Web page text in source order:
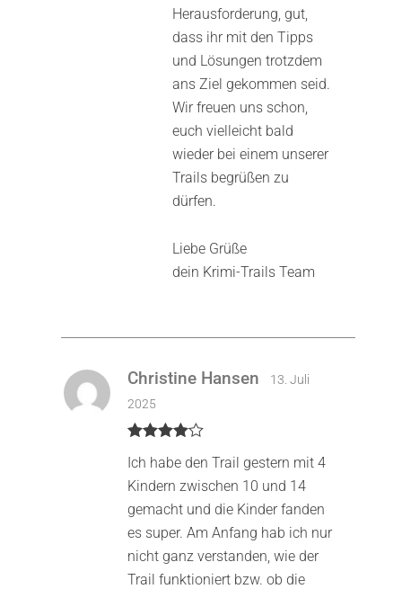
Herausforderung, gut,
dass ihr mit den Tipps
und Lösungen trotzdem
ans Ziel gekommen seid.
Wir freuen uns schon,
euch vielleicht bald
wieder bei einem unserer
Trails begrüßen zu
dürfen.
Liebe Grüße
dein Krimi-Trails Team
mit 4von
5
Christine Hansen
13. Juli
2025
Ich habe den Trail gestern mit 4
Kindern zwischen 10 und 14
gemacht und die Kinder fanden
es super. Am Anfang hab ich nur
nicht ganz verstanden, wie der
Trail funktioniert bzw. ob die